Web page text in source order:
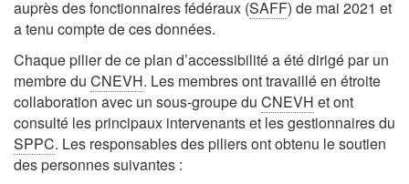
auprès des fonctionnaires fédéraux (SAFF) de mai 2021 et
a tenu compte de ces données.
Chaque pilier de ce plan d’accessibilité a été dirigé par un
membre du CNEVH. Les membres ont travaillé en étroite
collaboration avec un sous-groupe du CNEVH et ont
consulté les principaux intervenants et les gestionnaires du
SPPC. Les responsables des piliers ont obtenu le soutien
des personnes suivantes :